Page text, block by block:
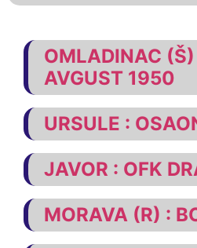
OMLADINAC (Š)
AVGUST 1950
URSULE :
JAVOR : OFK
MORAVA (R) :